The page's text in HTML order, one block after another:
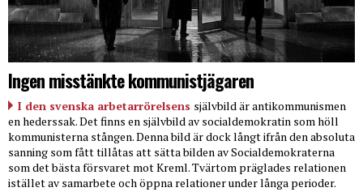
Ingen misstänkte kommunistjägaren
I den svenska arbetarrörelsens självbild är antikommunismen
en hederssak. Det finns en självbild av socialdemokratin som höll
kommunisterna stången. Denna bild är dock långt ifrån den absoluta
sanning som fått tillåtas att sätta bilden av Socialdemokraterna
som det bästa försvaret mot Kreml. Tvärtom präglades relationen
istället av samarbete och öppna relationer under långa perioder.